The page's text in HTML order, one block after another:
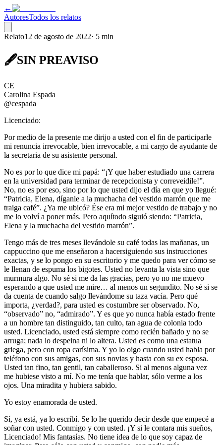
←
AutoresTodos los relatos
Relato12 de agosto de 2022· 5 min
🖋️SIN PREAVISO
CE
Carolina Espada
@cespada
Licenciado:
Por medio de la presente me dirijo a usted con el fin de participarle
mi renuncia irrevocable, bien irrevocable, a mi cargo de ayudante de
la secretaria de su asistente personal.
No es por lo que dice mi papá: “¡Y que haber estudiado una carrera
en la universidad para terminar de recepcionista y correveidile!”.
No, no es por eso, sino por lo que usted dijo el día en que yo llegué:
“Patricia, Elena, díganle a la muchacha del vestido marrón que me
traiga café”. ¿Ya me ubicó? Ése era mi mejor vestido de trabajo y no
me lo volví a poner más. Pero aquítodo siguió siendo: “Patricia,
Elena y la muchacha del vestido marrón”.
Tengo más de tres meses llevándole su café todas las mañanas, un
cappuccino que me enseñaron a hacersiguiendo sus instrucciones
exactas, y se lo pongo en su escritorio y me quedo para ver cómo se
le llenan de espuma los bigotes. Usted no levanta la vista sino que
murmura algo. No sé si me da las gracias, pero yo no me muevo
esperando a que usted me mire… al menos un segundito. No sé si se
da cuenta de cuando salgo llevándome su taza vacía. Pero qué
importa, ¿verdad?, para usted es costumbre ser observado. No,
“observado” no, “admirado”. Y es que yo nunca había estado frente
a un hombre tan distinguido, tan culto, tan agua de colonia todo
usted. Licenciado, usted está siempre como recién bañado y no se
arruga; nada lo despeina ni lo altera. Usted es como una estatua
griega, pero con ropa carísima. Y yo lo oigo cuando usted habla por
teléfono con sus amigas, con sus novias y hasta con su ex esposa.
Usted tan fino, tan gentil, tan caballeroso. Si al menos alguna vez
me hubiese visto a mí. No me tenía que hablar, sólo verme a los
ojos. Una miradita y hubiera sabido.
Yo estoy enamorada de usted.
Sí, ya está, ya lo escribí. Se lo he querido decir desde que empecé a
soñar con usted. Conmigo y con usted. ¡Y si le contara mis sueños,
Licenciado! Mis fantasías. No tiene idea de lo que soy capaz de